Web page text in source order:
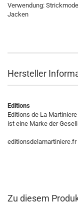
Verwendung:
Jacken
Hersteller
Editions
Editions de La Martiniere
ist eine Marke der
editionsdelamartiniere.fr
Zu diesem